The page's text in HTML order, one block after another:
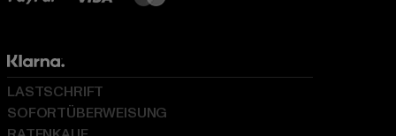
LASTSCHRIFT
SOFORTÜBERWEISUNG